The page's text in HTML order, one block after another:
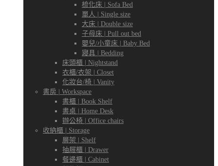
梳化床 | Sofa Bed
單人 | Single size
大床 | Double size
子母床 | Pull out bed
嬰兒/小童床 | Baby Bed
寢具 | Bedding
床頭櫃 | Nightstand
衣櫃/衣架 | Closet
化妝台/椅 | Vanity
書房 | Workspace
書櫃 | Book Shelf
書桌 | Home Desk
辦公椅 | Office chairs
收納櫃 | Storage
層架 | Shelf
抽屜櫃 | Drawer
餐邊櫃 | Cabinet